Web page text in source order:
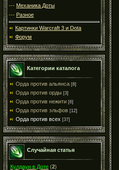
--- Механика Доты
--- Разное
Картинки Warcraft 3 и Dota
Форум
Категории каталога
Орда против альянса [8]
Орда против орды [3]
Орда против нежити [6]
Орда против эльфов [12]
Орда против всех [37]
Случайная статья
Кулдаун в Доте (2)